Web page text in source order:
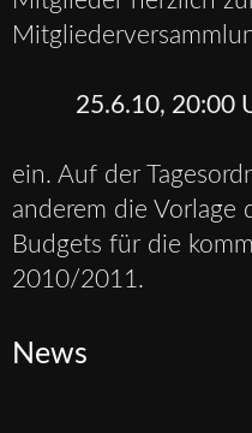
25.6.10, 20:00
ein. Auf der
anderem die Vorlage
Budgets für die
2010/2011.
News